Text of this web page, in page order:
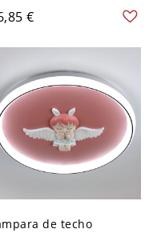
de madera
y silueta
- 110 A 120 V
€
de techo